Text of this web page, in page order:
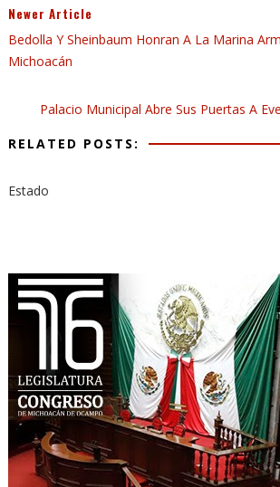
Newer Article
Bedolla Y Sheinbaum Honran A La Marina
Michoacán
Palacio Municipal Abre Sus Puertas A
RELATED POSTS:
Estado